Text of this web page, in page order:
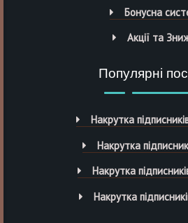
Бонусна
Акції та
Популярні
Накрутка
Накрутка
Накрутка
Накрутка